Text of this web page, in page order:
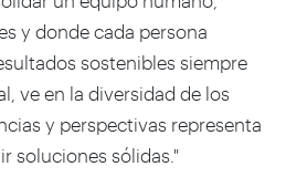
y donde cada persona
sostenibles siempre
ve en la diversidad de los
y perspectivas representa
soluciones sólidas."